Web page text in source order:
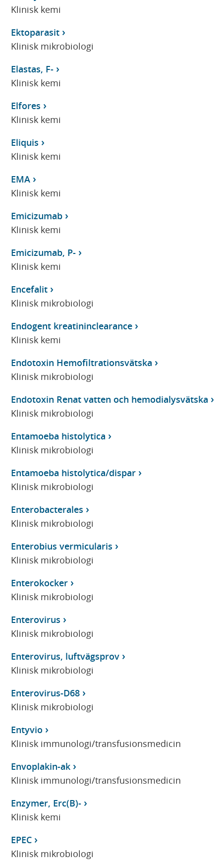
Klinisk kemi
Ektoparasit
Klinisk mikrobiologi
Elastas, F-
Klinisk kemi
Elfores
Klinisk kemi
Eliquis
Klinisk kemi
EMA
Klinisk kemi
Emicizumab
Klinisk kemi
Emicizumab, P-
Klinisk kemi
Encefalit
Klinisk mikrobiologi
Endogent kreatininclearance
Klinisk kemi
Endotoxin Hemofiltrationsvätska
Klinisk mikrobiologi
Endotoxin Renat vatten och hemodialysvätska
Klinisk mikrobiologi
Entamoeba histolytica
Klinisk mikrobiologi
Entamoeba histolytica/dispar
Klinisk mikrobiologi
Enterobacterales
Klinisk mikrobiologi
Enterobius vermicularis
Klinisk mikrobiologi
Enterokocker
Klinisk mikrobiologi
Enterovirus
Klinisk mikrobiologi
Enterovirus, luftvägsprov
Klinisk mikrobiologi
Enterovirus-D68
Klinisk mikrobiologi
Entyvio
Klinisk immunologi/transfusionsmedicin
Envoplakin-ak
Klinisk immunologi/transfusionsmedicin
Enzymer, Erc(B)-
Klinisk kemi
EPEC
Klinisk mikrobiologi